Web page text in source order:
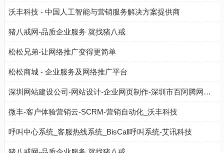
沃丰科技 - 中国人工智能与营销服务解决方案提供商
猪八戒网-品质企业服务 就找猪八戒
松松兄弟-让网络推广变得更简单
松松商城 - 企业服务及网络推广平台
深圳网站建设公司-网站设计-企业网页制作-深圳市百阿腾网络信息技术有限公司
微丰-客户体验营销云-SCRM-营销自动化_沃丰科技
呼叫中心系统_客服热线系统_BisCall呼叫系统-艾讯科技